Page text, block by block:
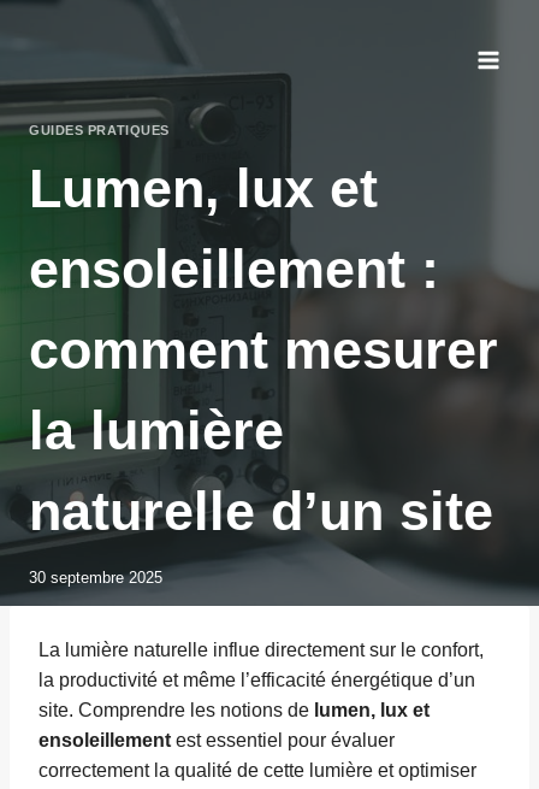
GUIDES PRATIQUES
Lumen, lux et
ensoleillement :
comment mesurer
la lumière
naturelle d’un site
30 septembre 2025
La lumière naturelle influe directement sur le confort,
la productivité et même l’efficacité énergétique d’un
site. Comprendre les notions de lumen, lux et
ensoleillement est essentiel pour évaluer
correctement la qualité de cette lumière et optimiser